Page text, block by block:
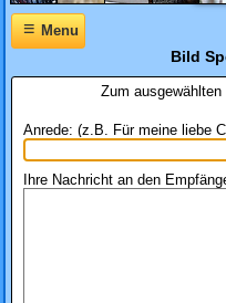
≡Menu
Bild
Zum ausgewählten
Anrede: (z.B. Für meine liebe
Ihre Nachricht an den